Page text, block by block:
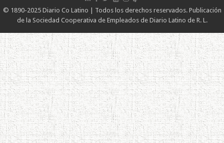
© 1890-2025 Diario Co Latino | Todos los derechos reservados. Publicación
de la Sociedad Cooperativa de Empleados de Diario Latino de R. L.